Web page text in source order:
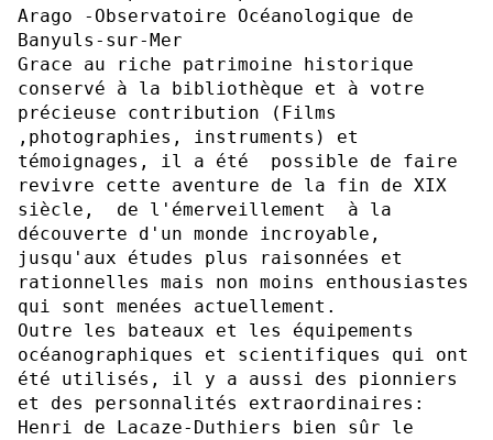
Arago -Observatoire Océanologique de
Banyuls-sur-Mer
Grace au riche patrimoine historique
conservé à la bibliothèque et à votre
précieuse contribution (Films
,photographies, instruments) et
témoignages, il a été possible de faire
revivre cette aventure de la fin de XIX
siècle, de l'émerveillement à la
découverte d'un monde incroyable,
jusqu'aux études plus raisonnées et
rationnelles mais non moins enthousiastes
qui sont menées actuellement.
Outre les bateaux et les équipements
océanographiques et scientifiques qui ont
été utilisés, il y a aussi des pionniers
et des personnalités extraordinaires:
Henri de Lacaze-Duthiers bien sûr le